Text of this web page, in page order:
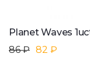
Planet Waves
86 ₽ 82 ₽